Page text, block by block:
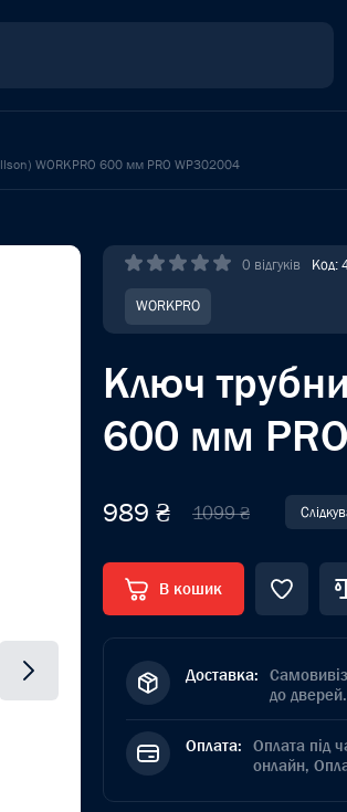
WORKPRO 600 мм PRO WP302004
0 відгуків Код:
WORKPRO
Ключ
600 мм
989 ₴ 1099 ₴
В кошик
Доставка:
до дверей.
Оплата: Оплата під
онлайн,